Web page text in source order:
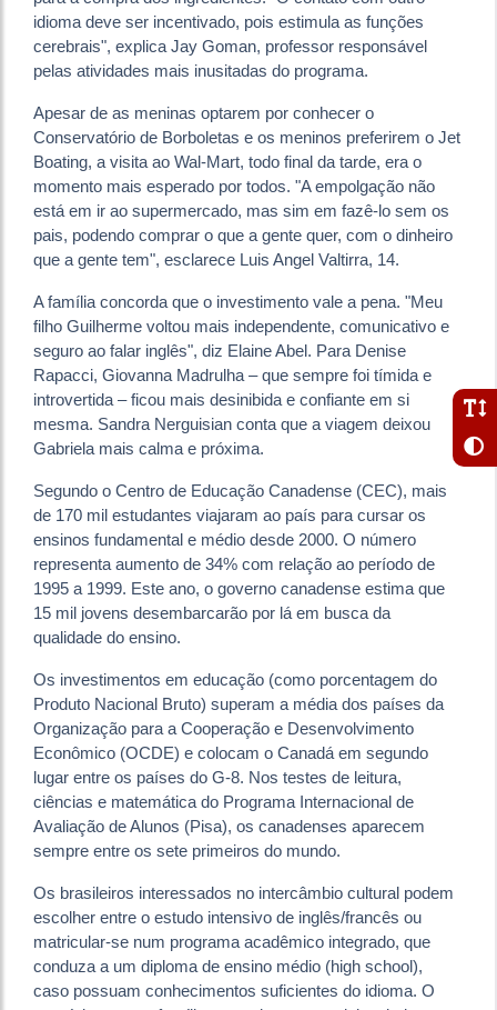
idioma deve ser incentivado, pois estimula as funções
cerebrais", explica Jay Goman, professor responsável
pelas atividades mais inusitadas do programa.
Apesar de as meninas optarem por conhecer o
Conservatório de Borboletas e os meninos preferirem o Jet
Boating, a visita ao Wal-Mart, todo final da tarde, era o
momento mais esperado por todos. "A empolgação não
está em ir ao supermercado, mas sim em fazê-lo sem os
pais, podendo comprar o que a gente quer, com o dinheiro
que a gente tem", esclarece Luis Angel Valtirra, 14.
A família concorda que o investimento vale a pena. "Meu
filho Guilherme voltou mais independente, comunicativo e
seguro ao falar inglês", diz Elaine Abel. Para Denise
Rapacci, Giovanna Madrulha – que sempre foi tímida e
introvertida – ficou mais desinibida e confiante em si
mesma. Sandra Nerguisian conta que a viagem deixou
Gabriela mais calma e próxima.
Segundo o Centro de Educação Canadense (CEC), mais
de 170 mil estudantes viajaram ao país para cursar os
ensinos fundamental e médio desde 2000. O número
representa aumento de 34% com relação ao período de
1995 a 1999. Este ano, o governo canadense estima que
15 mil jovens desembarcarão por lá em busca da
qualidade do ensino.
Os investimentos em educação (como porcentagem do
Produto Nacional Bruto) superam a média dos países da
Organização para a Cooperação e Desenvolvimento
Econômico (OCDE) e colocam o Canadá em segundo
lugar entre os países do G-8. Nos testes de leitura,
ciências e matemática do Programa Internacional de
Avaliação de Alunos (Pisa), os canadenses aparecem
sempre entre os sete primeiros do mundo.
Os brasileiros interessados no intercâmbio cultural podem
escolher entre o estudo intensivo de inglês/francês ou
matricular-se num programa acadêmico integrado, que
conduza a um diploma de ensino médio (high school),
caso possuam conhecimentos suficientes do idioma. O